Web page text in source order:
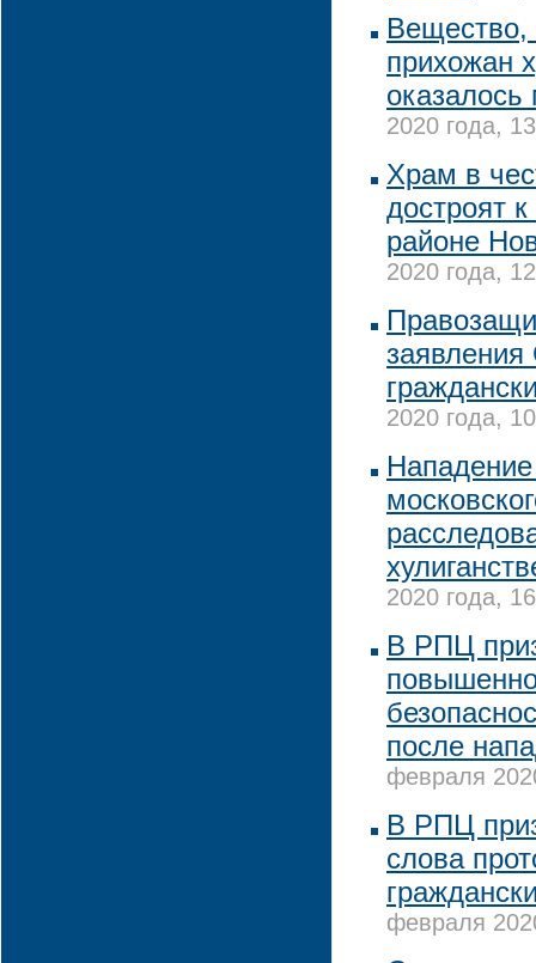
Вещество,
прихожан
оказалось
2020 года,
Храм в
достроят
районе
2020 года,
2020 года,
2020 года,
В РПЦ
после
февраля
В РПЦ
слова
февраля